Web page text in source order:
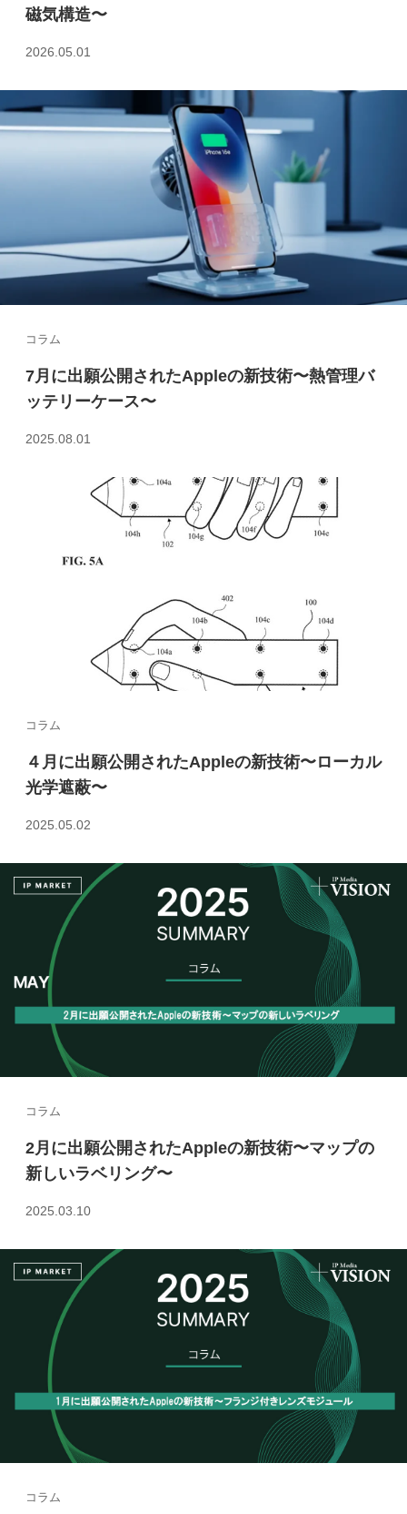
磁気構造〜
2026.05.01
コラム
7月に出願公開されたAppleの新技術〜熱管理バ
ッテリーケース〜
2025.08.01
コラム
４月に出願公開されたAppleの新技術〜ローカル
光学遮蔽〜
2025.05.02
コラム
2月に出願公開されたAppleの新技術〜マップの
新しいラベリング〜
2025.03.10
コラム